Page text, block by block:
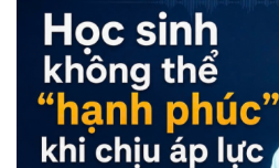
Sản phụ khoa
Nhi khoa
Nam khoa
Làm đẹp - giảm cân
Phòng mạch online
Ăn sạch sống khỏe